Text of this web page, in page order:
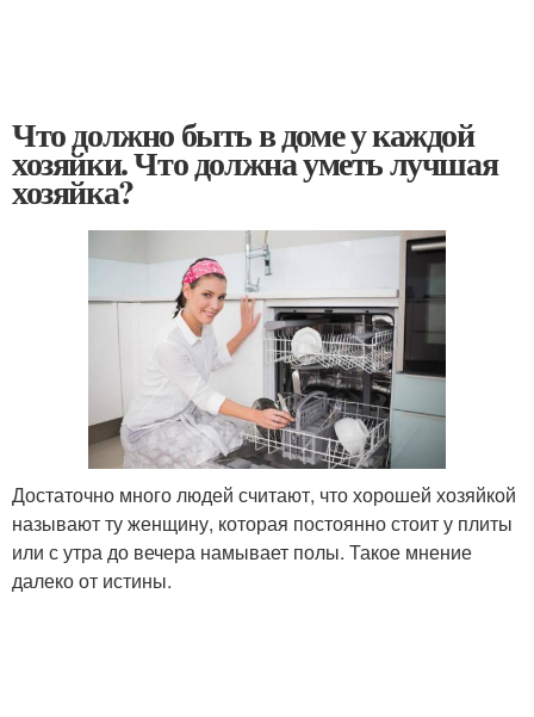
Что должно быть в доме у каждой
хозяйки. Что должна уметь лучшая
хозяйка?
Достаточно много людей считают, что хорошей хозяйкой
называют ту женщину, которая постоянно стоит у плиты
или с утра до вечера намывает полы. Такое мнение
далеко от истины.